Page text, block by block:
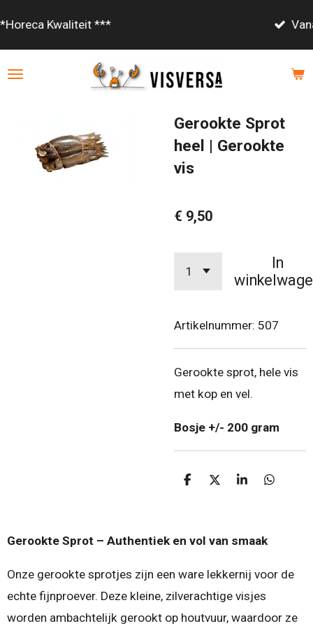
Ga
de
Vanaf €85,- gratis bezorgd!
Gerookte Sprot
heel | Gerookte
vis
€ 9,50
In
Artikelnummer: 507
Gerookte sprot, hele vis
met kop en vel.
Bosje +/- 200 gram
D
n
D
S
e
D
Gerookte Sprot – Authentiek en vol van smaak
Onze gerookte sprotjes zijn een ware lekkernij voor de
echte fijnproever. Deze kleine, zilverachtige visjes
worden ambachtelijk gerookt op houtvuur, waardoor ze